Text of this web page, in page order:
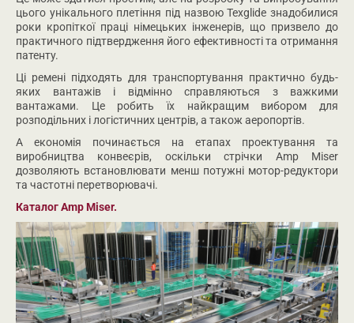
цього унікального плетіння під назвою Texglide знадобилися
роки кропіткої праці німецьких інженерів, що призвело до
практичного підтвердження його ефективності та отримання
патенту.
Ці ремені підходять для транспортування практично будь-
яких вантажів і відмінно справляються з важкими
вантажами. Це робить їх найкращим вибором для
розподільних і логістичних центрів, а також аеропортів.
А економія починається на етапах проектування та
виробництва конвеєрів, оскільки стрічки Amp Miser
дозволяють встановлювати менш потужні мотор-редуктори
та частотні перетворювачі.
Каталог Amp Miser.